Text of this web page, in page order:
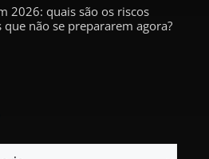
2026: quais são os riscos
não se prepararem agora?